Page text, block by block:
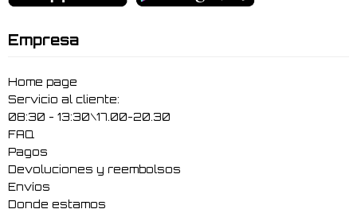
Empresa
Home page
Servicio al cliente:
08:30 - 13:30\17.00-20.30
FAQ
Pagos
Devoluciones y reembolsos
Envíos
Donde estamos